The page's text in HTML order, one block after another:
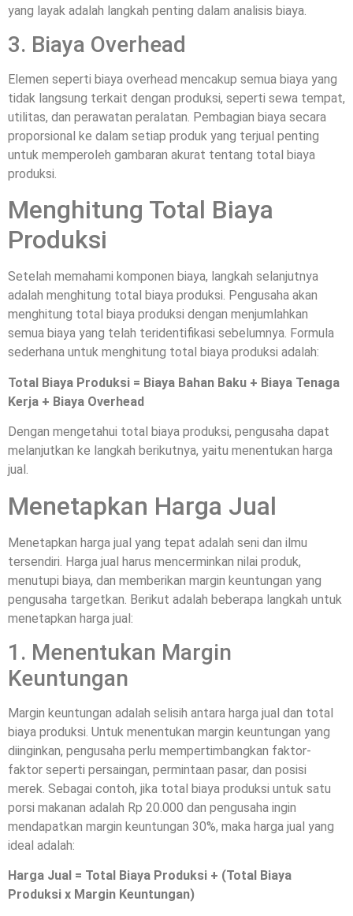
yang layak adalah langkah penting dalam analisis biaya.
3. Biaya Overhead
Elemen seperti biaya overhead mencakup semua biaya yang
tidak langsung terkait dengan produksi, seperti sewa tempat,
utilitas, dan perawatan peralatan. Pembagian biaya secara
proporsional ke dalam setiap produk yang terjual penting
untuk memperoleh gambaran akurat tentang total biaya
produksi.
Menghitung Total Biaya
Produksi
Setelah memahami komponen biaya, langkah selanjutnya
adalah menghitung total biaya produksi. Pengusaha akan
menghitung total biaya produksi dengan menjumlahkan
semua biaya yang telah teridentifikasi sebelumnya. Formula
sederhana untuk menghitung total biaya produksi adalah:
Total Biaya Produksi = Biaya Bahan Baku + Biaya Tenaga
Kerja + Biaya Overhead
Dengan mengetahui total biaya produksi, pengusaha dapat
melanjutkan ke langkah berikutnya, yaitu menentukan harga
jual.
Menetapkan Harga Jual
Menetapkan harga jual yang tepat adalah seni dan ilmu
tersendiri. Harga jual harus mencerminkan nilai produk,
menutupi biaya, dan memberikan margin keuntungan yang
pengusaha targetkan. Berikut adalah beberapa langkah untuk
menetapkan harga jual:
1. Menentukan Margin
Keuntungan
Margin keuntungan adalah selisih antara harga jual dan total
biaya produksi. Untuk menentukan margin keuntungan yang
diinginkan, pengusaha perlu mempertimbangkan faktor-
faktor seperti persaingan, permintaan pasar, dan posisi
merek. Sebagai contoh, jika total biaya produksi untuk satu
porsi makanan adalah Rp 20.000 dan pengusaha ingin
mendapatkan margin keuntungan 30%, maka harga jual yang
ideal adalah:
Harga Jual = Total Biaya Produksi + (Total Biaya
Produksi x Margin Keuntungan)